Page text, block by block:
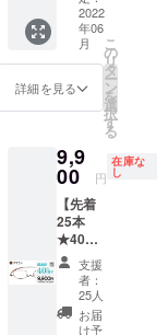
につい
ては
「リス
ク&チャ
レン
ジ」を
ご確認
い。
ジ」を
ご確認
くださ
い。
ご連絡
致しま
す。 ※
初期不
良以外
に関す
る返
金はお
受けい
たしか
ねま
す。 そ
の他の
注事項
につい
ては
「リス
ク&チャ
数が合
わな
かった
場合、
から
１ヶ月
レンズ
度数交
換 初回
無償 [ご
注意] ※
製造状
況によ
り出荷
時期が
遅れる
場合、
ます(詳
細はお
問合せ
くださ
届け予
定]
お届け
予定 [保
証・ア
フター
サポー
ト] ★フ
レー
ム・レ
ンズ 1
年間保
方はご
希望リ
ターン
後、
メッ
てお申
し付け
くださ
い。
【オー
ダーレ
ンズ】
処方箋
やレン
ズ情報
度数か
らお選
びくだ
さい。
【左右
A〜Gの
度数な
ら左右
度数違
いも追
加料金
なしで
対応可
能で
す。ご
（1個）
・メガ
ネ拭き
[レンズ
度数に
には対
応して
いませ
ん。
【選べ
る度
数】
A:+1.00
G:4.00
の標準
ア（ネ
ビー）
通常価
格
¥16,500
を 割引
¥9,900
（税
込）に
てご提
供 ・
ペー
パーグ
ラス・
ライト
本体（1
本） ・
2022
年06
月
詳細を見る
こ
の
リ
タ
ー
ン
を
選
択
す
る
9,9
00 円
在庫な
し
【先着
25本
★40％
OFF】
ペー
パーグ
ラス・
ライト
支援
者：
25人
お届
け予